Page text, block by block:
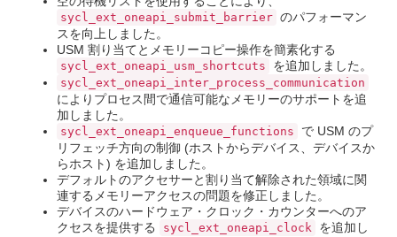
sycl_ext_oneapi_submit_barrier のパフォーマン
スを向上しました。
USM 割り当てとメモリーコピー操作を簡素化する
sycl_ext_oneapi_usm_shortcuts を追加しました。
sycl_ext_oneapi_inter_process_communication
によりプロセス間で通信可能なメモリーのサポートを追
加しました。
sycl_ext_oneapi_enqueue_functions
で USM のプ
リフェッチ方向の制御 (ホストからデバイス、デバイスか
らホスト) を追加しました。
デフォルトのアクセサーと割り当て解除された領域に関
連するメモリーアクセスの問題を修正しました。
デバイスのハードウェア・クロック・カウンターへのア
クセスを提供する
sycl_ext_oneapi_clock
を追加し